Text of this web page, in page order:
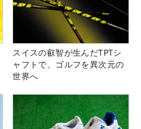
スイスの叡智が生んだTPTシ
ャフトで、ゴルフを異次元の
世界へ